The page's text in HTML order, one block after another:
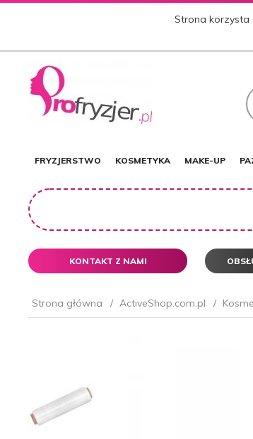
Strona korzysta
FRYZJERSTWO KOSMETYKA MAKE-UP
KONTAKT Z NAMI
Strona główna ActiveShop.com.pl